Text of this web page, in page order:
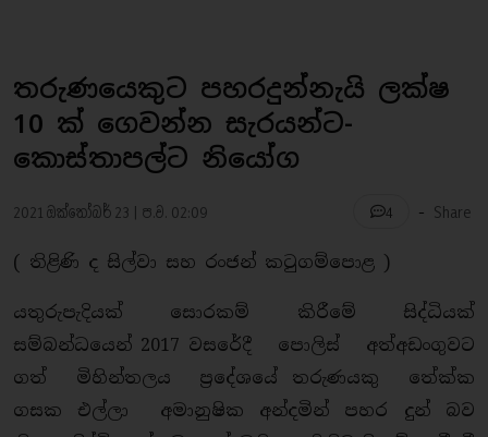
තරුණයෙකුට පහරදුන්නැයි ලක්ෂ
10 ක් ගෙවන්න සැරයන්ට-
කොස්තාපල්ට නියෝග
2021 ඔක්තෝබර් 23 | ප.ව. 02:09 4 - Share
( තිළිණි ද සිල්වා සහ රංජන් කටුගම්පොළ )
යතුරුපැදියක් සොරකම් කිරීමේ සිද්ධියක්
සම්බන්ධයෙන් 2017 වසරේදී පොලිස් අත්අඩංගුවට
ගත් මිහින්තලය ප්‍රදේශයේ තරුණයකු තේක්ක
ගසක එල්ලා අමානුෂික අන්දමින් පහර දුන් බව